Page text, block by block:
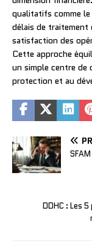
qualitatifs comme
délais de traitement
satisfaction des
Cette approche
un simple centre
protection et au
DDHC : Les